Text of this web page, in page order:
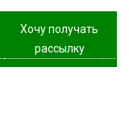
Хочу получать
рассылку